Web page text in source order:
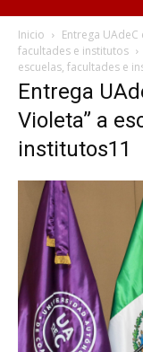
Inicio
Entrega UAdeC
facultades e institutos
escuelas, facultades e
Entrega
Violeta” a
institutos11